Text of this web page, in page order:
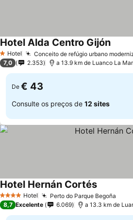
1 Estrelas
Hotel Conceito de refúgio urbano
Hotel Alda Centro GijónVer
7,0 2.353 a 13.9 km de Luanco La
De € 43
Consulte os preços de 12 sites
4 EstrelasHotel Perto do Parque Begoña
Hotel Hernán CortésVer preços
8,7 Excelente 6.069 a 13.3 km de